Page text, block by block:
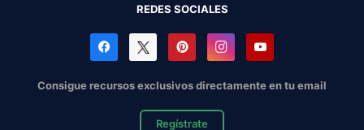
REDES SOCIALES
Consigue recursos exclusivos directamente en tu email
Regístrate